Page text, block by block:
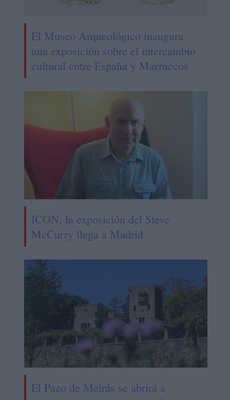
El Museo Arqueológico inaugura
una exposición sobre el intercambio
cultural entre España y Marruecos
ICON, la exposición del Steve
McCurry llega a Madrid
El Pazo de Meirás se abrirá a